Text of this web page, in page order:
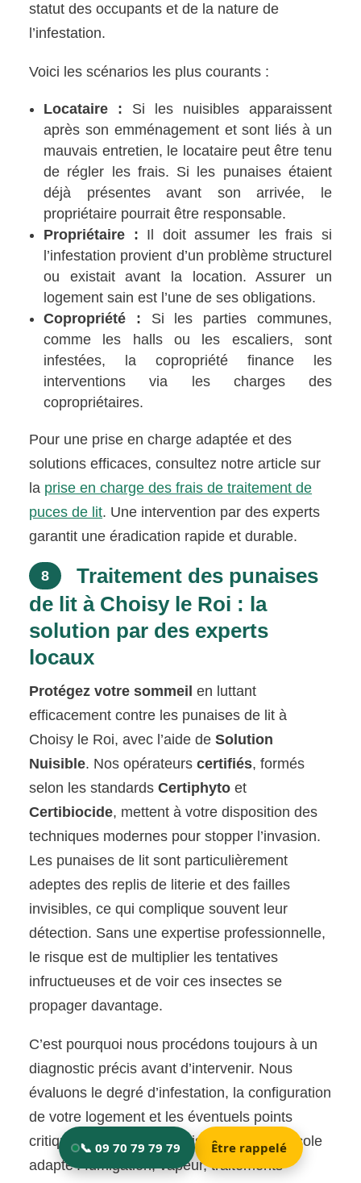
statut des occupants et de la nature de
l’infestation.
Voici les scénarios les plus courants :
Locataire : Si les nuisibles apparaissent
après son emménagement et sont liés à un
mauvais entretien, le locataire peut être tenu
de régler les frais. Si les punaises étaient
déjà présentes avant son arrivée, le
propriétaire pourrait être responsable.
Propriétaire : Il doit assumer les frais si
l’infestation provient d’un problème structurel
ou existait avant la location. Assurer un
logement sain est l’une de ses obligations.
Copropriété : Si les parties communes,
comme les halls ou les escaliers, sont
infestées, la copropriété finance les
interventions via les charges des
copropriétaires.
Pour une prise en charge adaptée et des
solutions efficaces, consultez notre article sur
la prise en charge des frais de traitement de
puces de lit. Une intervention par des experts
garantit une éradication rapide et durable.
8
Traitement des punaises
de lit à Choisy le Roi : la
solution par des experts
locaux
Protégez votre sommeil en luttant
efficacement contre les punaises de lit à
Choisy le Roi, avec l’aide deSolution
Nuisible. Nos opérateurscertifiés, formés
selon les standardsCertiphyto et
Certibiocide, mettent à votre disposition des
techniques modernes pour stopper l’invasion.
Les punaises de lit sont particulièrement
adeptes des replis de literie et des failles
invisibles, ce qui complique souvent leur
détection. Sans une expertise professionnelle,
le risque est de multiplier les tentatives
infructueuses et de voir ces insectes se
propager davantage.
C’est pourquoi nous procédons toujours à un
diagnostic précis avant d’intervenir. Nous
évaluons le degré d’infestation, la configuration
de votre logement et les éventuels points
critiques. De là, nous choisissons le protocole
adapté : fumigation, vapeur, traitements